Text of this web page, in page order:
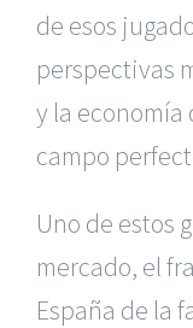
de esos
perspectivas
y la economía
campo
Uno de estos
mercado, el
España de la